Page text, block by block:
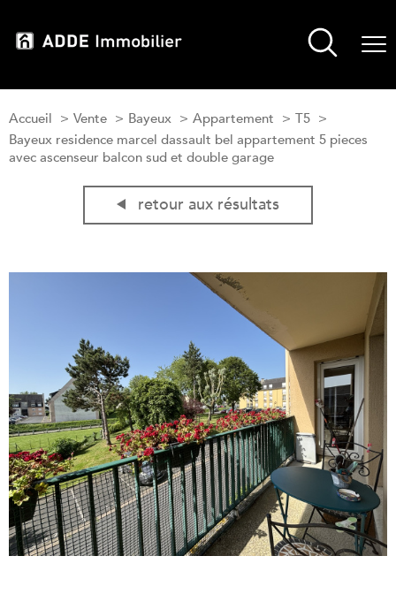
Accueil Vente Bayeux Appartement
T5
Bayeux residence marcel dassault bel appartement 5 pieces
avec ascenseur balcon sud et double garage
retour aux résultats